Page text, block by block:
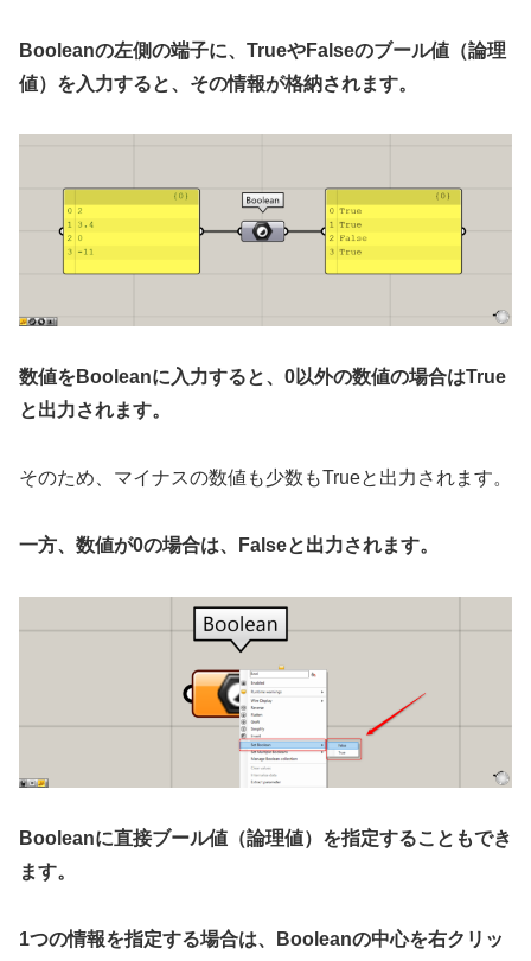
Booleanの左側の端子に、TrueやFalseのブール値（論理
値）を入力すると、その情報が格納されます。
数値をBooleanに入力すると、0以外の数値の場合はTrue
と出力されます。
そのため、マイナスの数値も少数もTrueと出力されます。
一方、数値が0の場合は、Falseと出力されます。
Booleanに直接ブール値（論理値）を指定することもでき
ます。
1つの情報を指定する場合は、Booleanの中心を右クリッ